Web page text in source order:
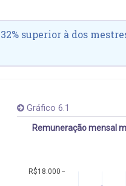
superior à dos
Gráfico 6.1
Remuneração mensal
R$18.000